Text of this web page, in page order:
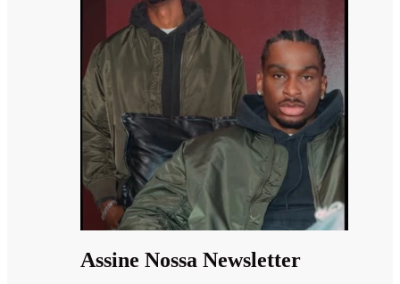
Assine Nossa Newsletter